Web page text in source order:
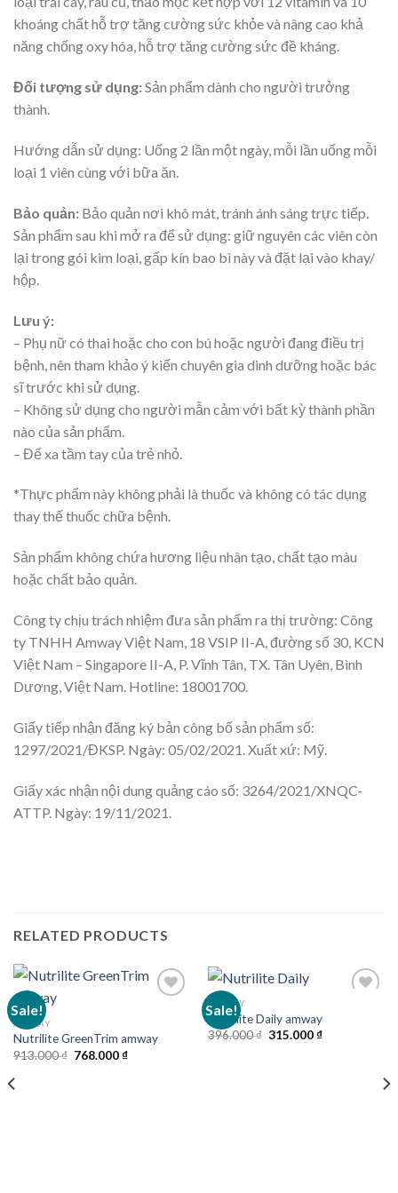
khoáng chất hỗ trợ tăng cường sức khỏe và nâng cao khả
năng chống oxy hóa, hỗ trợ tăng cường sức đề kháng.
Đối tượng sử dụng:Sản phẩm dành cho người trưởng
thành.
Hướng dẫn sử dụng: Uống 2 lần một ngày, mỗi lần uống mỗi
loại 1 viên cùng với bữa ăn.
Bảo quản: Bảo quản nơi khô mát, tránh ánh sáng trực tiếp.
Sản phẩm sau khi mở ra để sử dụng: giữ nguyên các viên còn
lại trong gói kim loại, gấp kín bao bì này và đặt lại vào khay/
hộp.
Lưu ý:
– Phụ nữ có thai hoặc cho con bú hoặc người đang điều trị
bệnh, nên tham khảo ý kiến chuyên gia dinh dưỡng hoặc bác
sĩ trước khi sử dụng.
– Không sử dụng cho người mẫn cảm với bất kỳ thành phần
nào của sản phẩm.
– Để xa tầm tay của trẻ nhỏ.
*Thực phẩm này không phải là thuốc và không có tác dụng
thay thế thuốc chữa bệnh.
Sản phẩm không chứa hương liệu nhân tạo, chất tạo màu
hoặc chất bảo quản.
Công ty chịu trách nhiệm đưa sản phẩm ra thị trường: Công
ty TNHH Amway Việt Nam, 18 VSIP II-A, đường số 30, KCN
Việt Nam – Singapore II-A, P. Vĩnh Tân, TX. Tân Uyên, Bình
Dương, Việt Nam. Hotline: 18001700.
Giấy tiếp nhận đăng ký bản công bố sản phẩm số:
1297/2021/ĐKSP. Ngày: 05/02/2021. Xuất xứ: Mỹ.
Giấy xác nhận nội dung quảng cáo số: 3264/2021/XNQC-
ATTP. Ngày: 19/11/2021.
RELATED PRODUCTS
Sale!
AMWAY
Nutrilite GreenTrim amway
913.000₫ Original
768.000₫Current
Sale!
AMWAY
Nutrilite Daily amway
396.000₫ Original
315.000₫Current